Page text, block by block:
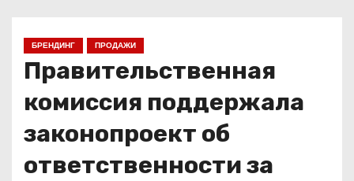
БРЕНДИНГ ПРОДАЖИ
Правительственная
комиссия поддержала
законопроект об
ответственности за